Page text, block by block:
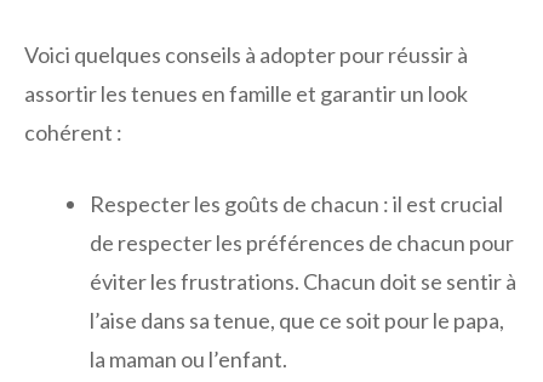
Voici quelques conseils à adopter pour réussir à
assortir les tenues en famille et garantir un look
cohérent :
Respecter les goûts de chacun : il est crucial
de respecter les préférences de chacun pour
éviter les frustrations. Chacun doit se sentir à
l’aise dans sa tenue, que ce soit pour le papa,
la maman ou l’enfant.